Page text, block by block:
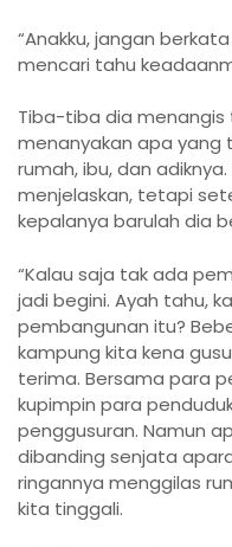
“Anakku, jangan
mencari tahu
Tiba-tiba dia menangis
menanyakan apa yang
rumah, ibu, dan
menjelaskan, tetapi
kepalanya barulah dia
“Kalau saja tak ada
jadi begini. Ayah tahu,
pembangunan itu?
kampung kita kena
terima. Bersama para
kupimpin para
penggusuran. Namun
dibanding senjata
ringannya menggilas
kita tinggali.